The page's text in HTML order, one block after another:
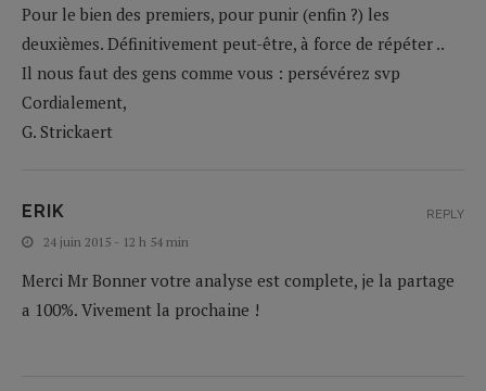
Pour le bien des premiers, pour punir (enfin ?) les
deuxièmes. Définitivement peut-être, à force de répéter ..
Il nous faut des gens comme vous : persévérez svp
Cordialement,
G. Strickaert
ERIK
24 juin 2015 - 12 h 54 min
Merci Mr Bonner votre analyse est complete, je la partage
a 100%. Vivement la prochaine !
REPLY